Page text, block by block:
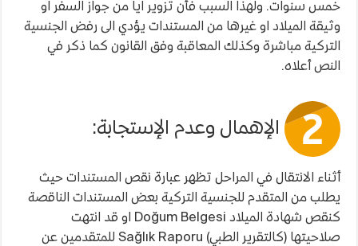
خمس سنوات. ولهذا السبب فأن تزوير ايا من جواز السفر او
وثيقة الميلاد او غيرها من المستندات يؤدي الى رفض الجنسية
التركية مباشرة وكذلك المعاقبة وفق القانون كما ذكر في
النص أعلاه.
الإهمال وعدم الإستجابة:
أثناء الانتقال في المراحل تظهر عبارة نقص المستندات حيث
يطلب من المتقدم للجنسية التركية بعض المستندات الناقصة
كنقص شهادة الميلاد Doğum Belgesi او قد انتهت
صلاحيتها (كالتقرير الطبي) Sağlık Raporu للمتقدمين عن